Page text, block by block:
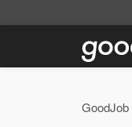
GoodJob